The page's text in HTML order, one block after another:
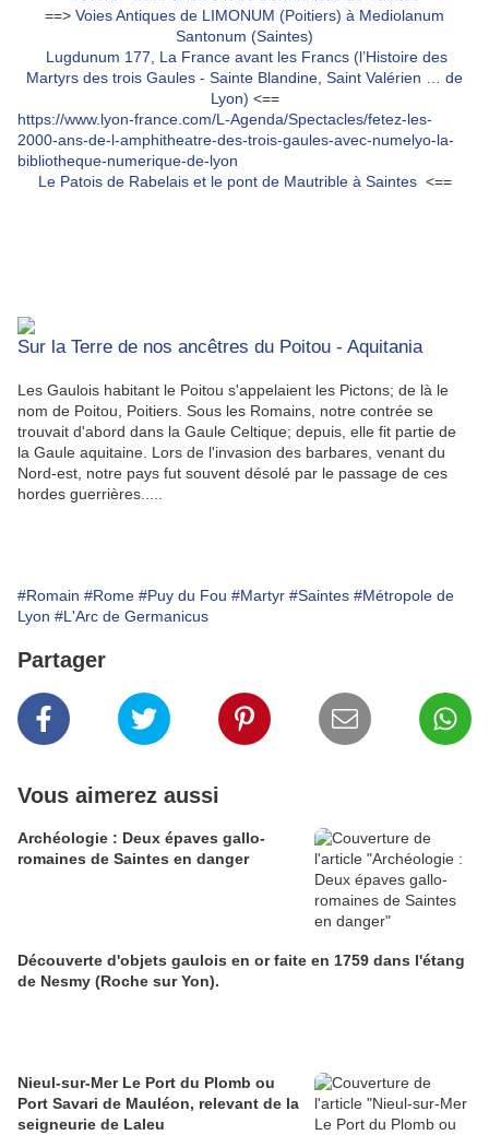
==> Voies Antiques de LIMONUM (Poitiers) à Mediolanum
Santonum (Saintes)
Lugdunum 177, La France avant les Francs (l’Histoire des
Martyrs des trois Gaules - Sainte Blandine, Saint Valérien … de
Lyon) <==
https://www.lyon-france.com/L-Agenda/Spectacles/fetez-les-
2000-ans-de-l-amphitheatre-des-trois-gaules-avec-numelyo-la-
bibliotheque-numerique-de-lyon
Le Patois de Rabelais et le pont de Mautrible à Saintes <==
Sur la Terre de nos ancêtres du Poitou - Aquitania
Les Gaulois habitant le Poitou s'appelaient les Pictons; de là le
nom de Poitou, Poitiers. Sous les Romains, notre contrée se
trouvait d'abord dans la Gaule Celtique; depuis, elle fit partie de
la Gaule aquitaine. Lors de l'invasion des barbares, venant du
Nord-est, notre pays fut souvent désolé par le passage de ces
hordes guerrières.....
#Romain #Rome #Puy du Fou #Martyr #Saintes #Métropole de
Lyon #L'Arc de Germanicus
Partager
Vous aimerez aussi
Archéologie : Deux épaves gallo-
romaines de Saintes en danger
Découverte d'objets gaulois en or faite en 1759 dans l'étang
de Nesmy (Roche sur Yon).
Nieul-sur-Mer Le Port du Plomb ou
Port Savari de Mauléon, relevant de la
seigneurie de Laleu